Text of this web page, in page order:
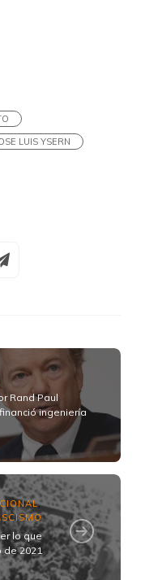
LUIS YSERN
Rand Paul
ingeniería
,
lo que
2021